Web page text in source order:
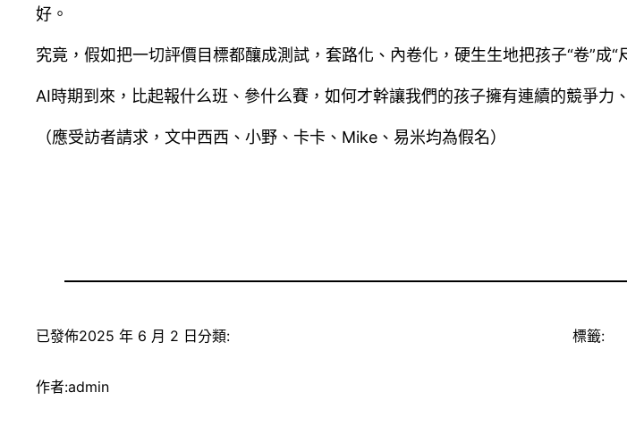
好。
究竟，假如把一切評價目標都釀成測試，套路化、內卷化，硬生生地把孩子“卷”成
AI時期到來，比起報什么班、參什么賽，如何才幹讓我們的孩子擁有連續的競爭力
（應受訪者請求，文中西西、小野、卡卡、Mike、易米均為假名）
已發佈2025 年 6 月 2 日 分類:
作者:admin
標籤: